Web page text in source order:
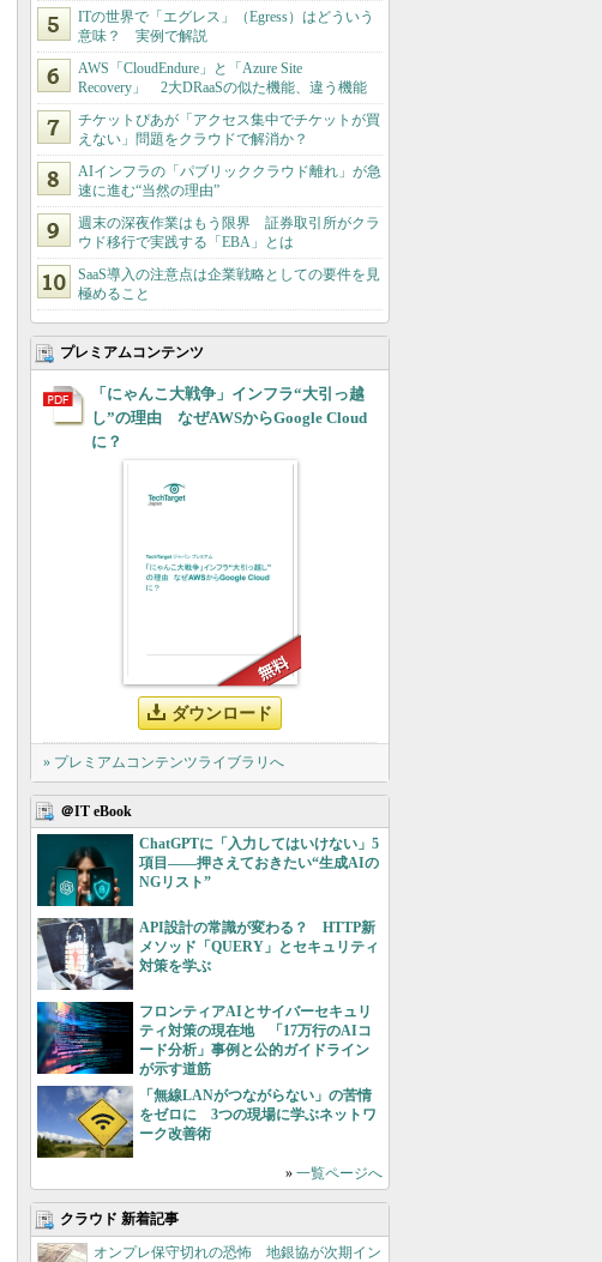
ITの世界で「エグレス」（Egress）はどういう
意味？ 実例で解説
AWS「CloudEndure」と「Azure Site
Recovery」 2大DRaaSの似た機能、違う機能
チケットぴあが「アクセス集中でチケットが買
えない」問題をクラウドで解消か？
AIインフラの「パブリッククラウド離れ」が急
速に進む“当然の理由”
週末の深夜作業はもう限界 証券取引所がクラ
ウド移行で実践する「EBA」とは
SaaS導入の注意点は企業戦略としての要件を見
極めること
プレミアムコンテンツ
「にゃんこ大戦争」インフラ“大引っ越
し”の理由 なぜAWSからGoogle Cloud
に？
ダウンロード
» プレミアムコンテンツライブラリへ
＠IT eBook
ChatGPTに「入力してはいけない」5
項目――押さえておきたい“生成AIの
NGリスト”
API設計の常識が変わる？ HTTP新
メソッド「QUERY」とセキュリティ
対策を学ぶ
フロンティアAIとサイバーセキュリ
ティ対策の現在地 「17万行のAIコ
ード分析」事例と公的ガイドライン
が示す道筋
「無線LANがつながらない」の苦情
をゼロに 3つの現場に学ぶネットワ
ーク改善術
» 一覧ページへ
クラウド 新着記事
オンプレ保守切れの恐怖 地銀協が次期イン